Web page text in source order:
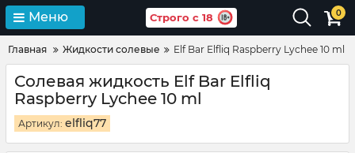
Меню Строго с 18 0
Главная Жидкости солевые Elf Bar Elfliq Raspberry Lychee 10 ml
Солевая жидкость Elf Bar Elfliq
Raspberry Lychee 10 ml
Артикул: elfliq77